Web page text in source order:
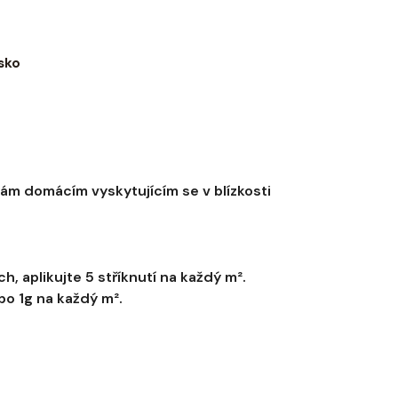
domácím vyskytujícím se v blízkosti
aplikujte 5 stříknutí na každý m².
1g na každý m².